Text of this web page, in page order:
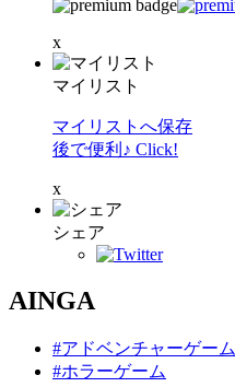
x
マイリスト
マイリストへ保存
後で便利♪ Click!
x
シェア
AINGA
#アドベンチャーゲーム
#ホラーゲーム